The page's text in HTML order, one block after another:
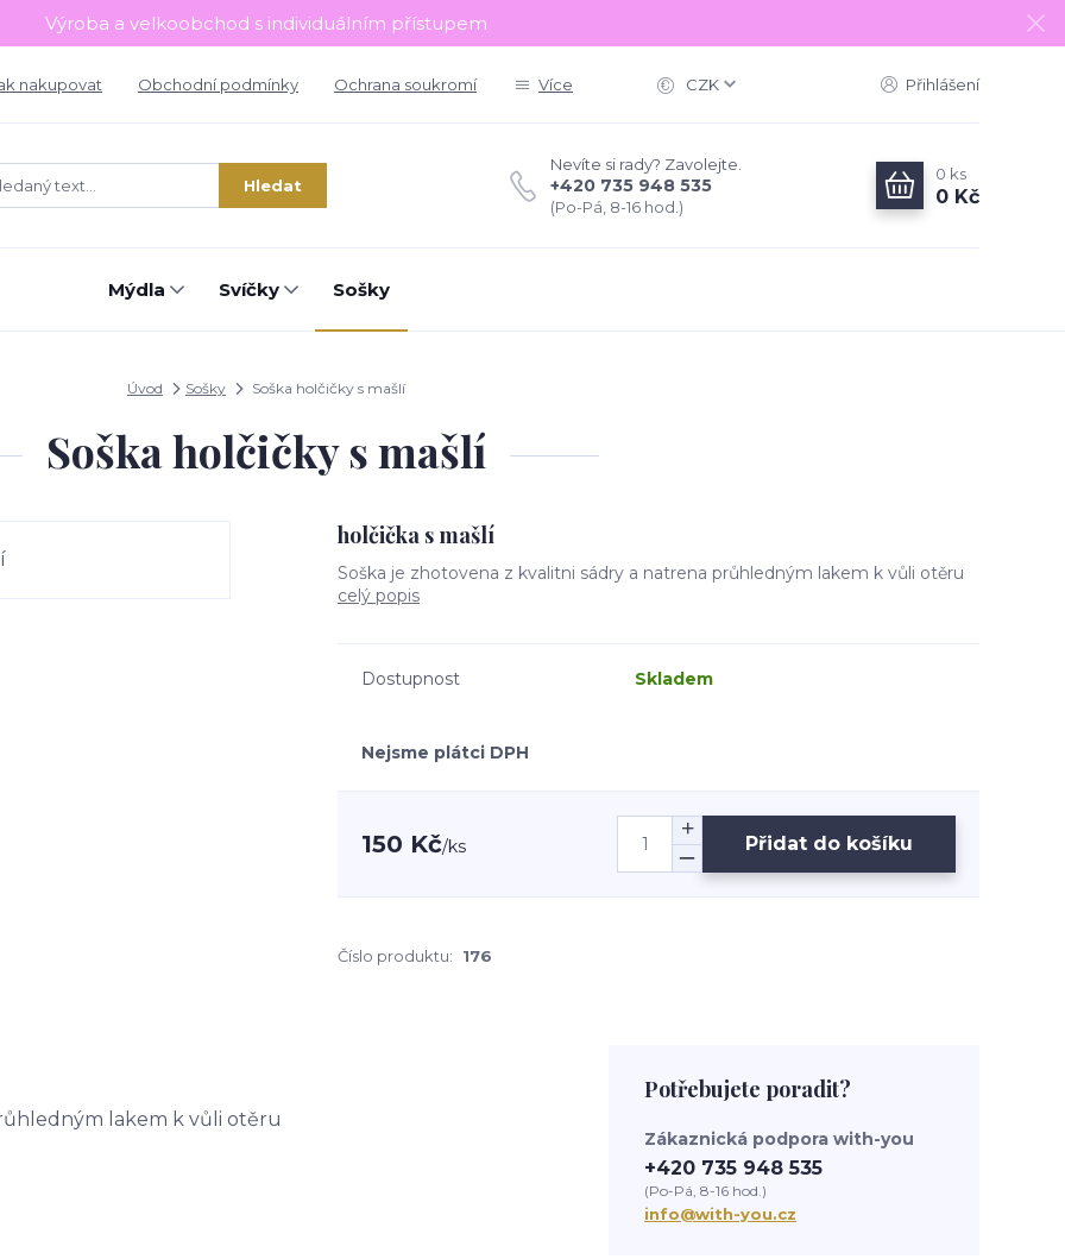
Výroba a velkoobchod s individuálním přístupem
nakupovat Obchodní podmínky Ochrana soukromí Více CZK Přihlášení
Hledat
Nevíte si rady? Zavolejte.
+420 735 948 535
(Po-Pá, 8-16 hod.)
0 ks
0 Kč
Mýdla Svíčky Sošky
Úvod Sošky Soška holčičky s mašlí
Soška holčičky s mašlí
holčička s mašlí
Soška je zhotovena z kvalitni sádry a natrena průhledným lakem k vůli otěru
celý popis
Dostupnost Skladem
Nejsme plátci DPH
150 Kč/ks Přidat do košíku
Číslo produktu: 176
lakem k vůli otěru
Potřebujete poradit?
Zákaznická podpora with-you
+420 735 948 535
(Po-Pá, 8-16 hod.)
info@with-you.cz